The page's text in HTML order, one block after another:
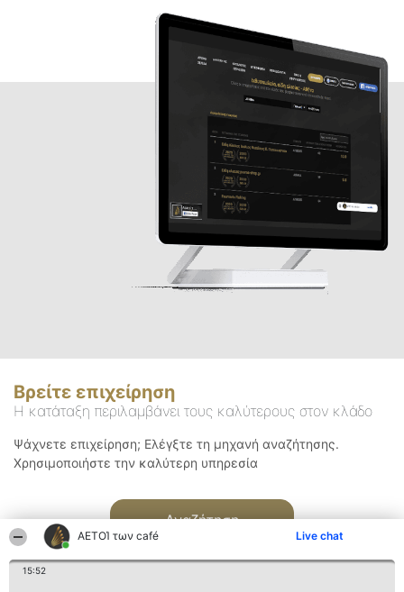
ΑΕΤΟΊ των café Live chat
15:52
Βρείτε επιχείρηση
Η κατάταξη περιλαμβάνει τους καλύτερους στον κλάδο
Ψάχνετε επιχείρηση; Ελέγξτε τη μηχανή αναζήτησης.
Χρησιμοποιήστε την καλύτερη υπηρεσία
Αναζήτηση